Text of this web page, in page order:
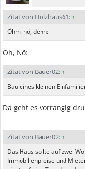
Zitat von Holzhaus61: ↑
Öhm, nö, denn:
Öh, Nö:
Zitat von Bauer02: ↑
Bau eines kleinen
Da geht es vorrangig
Zitat von Bauer02: ↑
Das Haus sollte auf zwei
Immobilienpreise und